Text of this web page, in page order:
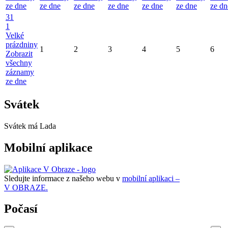
ze dne
ze dne
ze dne
ze dne
ze dne
ze dne
ze
31
1
Velké
prázdniny
Zobrazit
všechny
záznamy
ze dne
1 2 3 4 5 6
Svátek
Svátek má Lada
Mobilní aplikace
Sledujte informace z našeho webu v mobilní aplikaci –
V OBRAZE.
Počasí